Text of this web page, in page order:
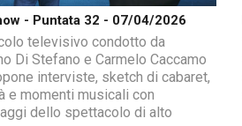
- Puntata 32 - 07/04/2026
televisivo condotto da
Di Stefano e Carmelo Caccamo
interviste, sketch di cabaret,
e momenti musicali con
dello spettacolo di alto